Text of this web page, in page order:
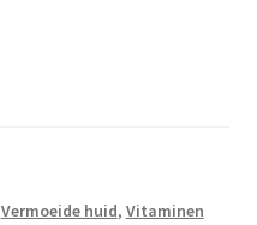
Vermoeide huid, Vitaminen